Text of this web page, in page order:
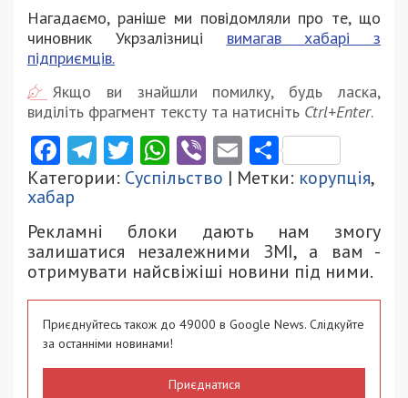
Нагадаємо, раніше ми повідомляли про те, що
чиновник Укрзалізниці вимагав хабарі з
підприємців.
Якщо ви знайшли помилку, будь ласка,
виділіть фрагмент тексту та натисніть Ctrl+Enter.
Facebook
Telegram
Twitter
WhatsApp
ViberEmail
Категории: Суспільство | Метки: корупція,
хабар
Рекламні блоки дають нам змогу
залишатися незалежними ЗМІ, а вам -
отримувати найсвіжіші новини під ними.
Приєднуйтесь також до 49000 в Google News. Слідкуйте
за останніми новинами!
Приєднатися